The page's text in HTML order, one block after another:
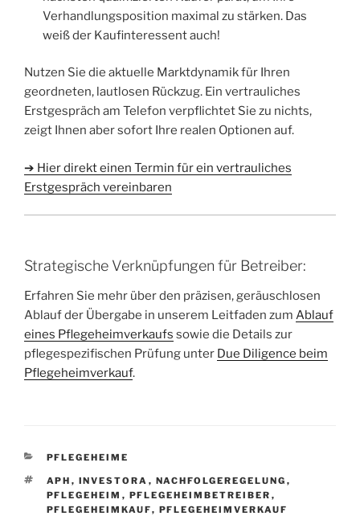
Verhandlungsposition maximal zu stärken. Das
weiß der Kaufinteressent auch!
Nutzen Sie die aktuelle Marktdynamik für Ihren
geordneten, lautlosen Rückzug. Ein vertrauliches
Erstgespräch am Telefon verpflichtet Sie zu nichts,
zeigt Ihnen aber sofort Ihre realen Optionen auf.
➔ Hier direkt einen Termin für ein vertrauliches
Erstgespräch vereinbaren
Strategische Verknüpfungen für Betreiber:
Erfahren Sie mehr über den präzisen, geräuschlosen
Ablauf der Übergabe in unserem Leitfaden zum Ablauf
eines Pflegeheimverkaufs sowie die Details zur
pflegespezifischen Prüfung unter Due Diligence beim
Pflegeheimverkauf.
KATEGORIEN
PFLEGEHEIME
SCHLAGWÖRTER
APH , INVESTORA , NACHFOLGEREGELUNG ,
PFLEGEHEIM , PFLEGEHEIMBETREIBER ,
PFLEGEHEIMKAUF, PFLEGEHEIMVERKAUF